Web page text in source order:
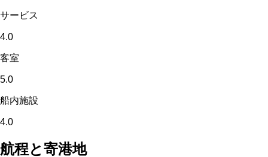
サービス
4.0
客室
5.0
船内施設
4.0
航程と寄港地